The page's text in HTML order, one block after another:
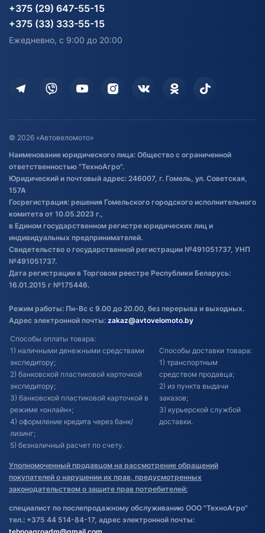
Карта сайта
Информация до получения
согласия на обработку
персональных данных
Дополнительные услуги
Оставить отзыв
Договор публичной оферты
Обработка файлов cookie
Постановка транспорта на учет
Обновления в ЭПТС 2024
Водный транспорт
Электротранспорт
Активный отдых и спорт
Агротехника
Электротранспорт
Лодочные моторные
+375 (29) 647-55-15
+375 (33) 333-55-15
Ежедневно, с 9:00 до 20:00
© 2026 «Автовеломото»
Наименование юридического лица: Общество с ограниченной
ответственностью "ТехноАгро".
Юридический и почтовый адрес: 246007, г. Гомель, ул. Советская,
157А
Госрегистрация: решения Гомельского городского исполнительного
комитета от 10.05.2023 г.,
в Едином государственном регистре юридических лиц и
индивидуальных предпринимателей.
Свидетельство о государственной регистрации №491051737, УНП
№491051737.
Дата регистрации в Торговом реестре Республики Беларусь:
16.01.2015 г №175446.
Режим работы: Пн-Вс с 9.00 до 20.00, без перерыва и выходных.
Адрес электронной почты: zakaz@avtovelomoto.by
Способы оплаты товара:
1) наличными денежными средствами
экспедитору;
2) банковской пластиковой карточкой
экспедитору;
3) банковской пластиковой карточкой в
режиме «онлайн»;
4) оформление кредита через банк/
лизинг;
5) безналичный расчет по счету.
Способы доставки товара:
1) транспортным
средством продавца;
2) из пункта выдачи
заказов;
3) курьерской службой
доставки.
Уполномоченный продавцом на рассмотрение обращений
покупателей о нарушении их прав, предусмотренных
законодательством о защите прав потребителей:
специалист по послепродажному обслуживанию ООО "ТехноАгро"
тел.: +375 44 514-84-17, адрес электронной почты: